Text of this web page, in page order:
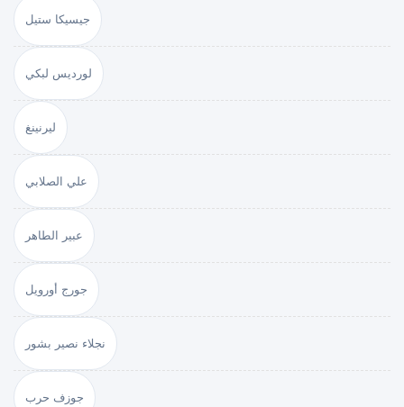
جيسيكا ستيل
لورديس لبكي
ليرنينغ
علي الصلابي
عبير الطاهر
جورج أورويل
نجلاء نصير بشور
جوزف حرب